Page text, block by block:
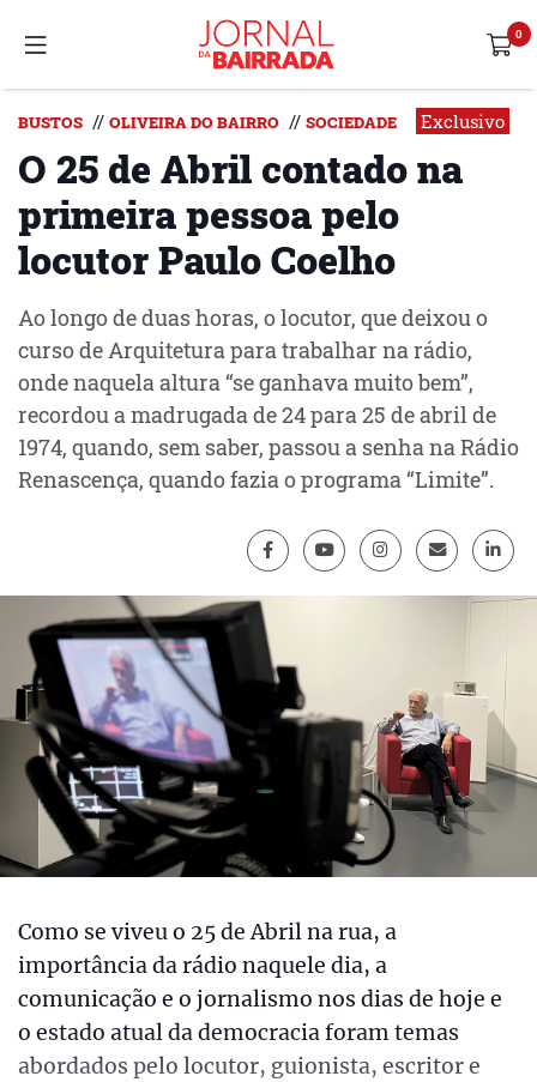
BUSTOS // OLIVEIRA DO BAIRRO // SOCIEDADE Exclusivo
O 25 de Abril contado na
primeira pessoa pelo
locutor Paulo Coelho
Ao longo de duas horas, o locutor, que deixou o
curso de Arquitetura para trabalhar na rádio,
onde naquela altura “se ganhava muito bem”,
recordou a madrugada de 24 para 25 de abril de
1974, quando, sem saber, passou a senha na Rádio
Renascença, quando fazia o programa “Limite”.
Como se viveu o 25 de Abril na rua, a
importância da rádio naquele dia, a
comunicação e o jornalismo nos dias de hoje e
o estado atual da democracia foram temas
abordados pelo locutor, guionista, escritor e